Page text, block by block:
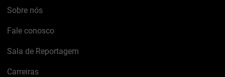
Sobre nós
Fale conosco
Sala de Reportagem
Carreiras